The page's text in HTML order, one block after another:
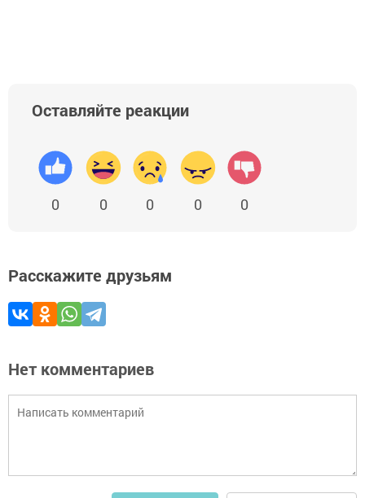
Оставляйте реакции
0 0 0 0 0
Расскажите друзьям
Нет комментариев